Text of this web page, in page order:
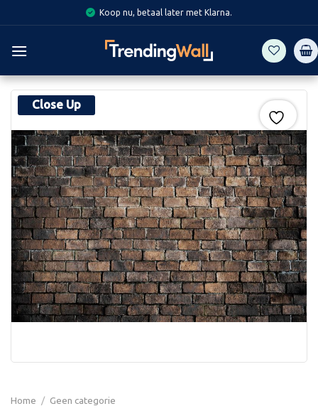
to
content
Koop nu, betaal later met Klarna.
Home / Geen categorie